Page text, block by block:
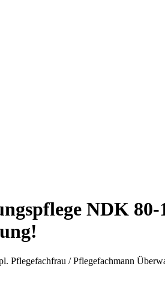
NDK
Pflegefachfrau / Pflegefachmann